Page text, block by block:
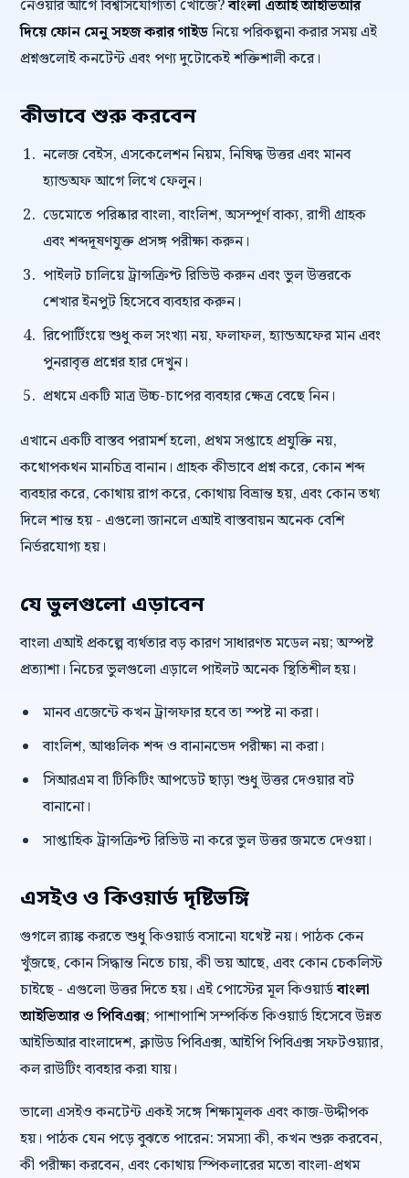
নেওয়ার আগে বিশ্বাসযোগ্যতা খোঁজে?বাংলা এআই আইভিআর
দিয়ে ফোন মেনু সহজ করার গাইডনিয়ে পরিকল্পনা করার সময় এই
প্রশ্নগুলোই কনটেন্ট এবং পণ্য দুটোকেই শক্তিশালী করে।
কীভাবে শুরু করবেন
নলেজ বেইস, এসকেলেশন নিয়ম, নিষিদ্ধ উত্তর এবং মানব
হ্যান্ডঅফ আগে লিখে ফেলুন।
ডেমোতে পরিষ্কার বাংলা, বাংলিশ, অসম্পূর্ণ বাক্য, রাগী গ্রাহক
এবং শব্দদূষণযুক্ত প্রসঙ্গ পরীক্ষা করুন।
পাইলট চালিয়ে ট্রান্সক্রিপ্ট রিভিউ করুন এবং ভুল উত্তরকে
শেখার ইনপুট হিসেবে ব্যবহার করুন।
রিপোর্টিংয়ে শুধু কল সংখ্যা নয়, ফলাফল, হ্যান্ডঅফের মান এবং
পুনরাবৃত্ত প্রশ্নের হার দেখুন।
প্রথমে একটি মাত্র উচ্চ-চাপের ব্যবহার ক্ষেত্র বেছে নিন।
এখানে একটি বাস্তব পরামর্শ হলো, প্রথম সপ্তাহে প্রযুক্তি নয়,
কথোপকথন মানচিত্র বানান। গ্রাহক কীভাবে প্রশ্ন করে, কোন শব্দ
ব্যবহার করে, কোথায় রাগ করে, কোথায় বিভ্রান্ত হয়, এবং কোন তথ্য
দিলে শান্ত হয় - এগুলো জানলে এআই বাস্তবায়ন অনেক বেশি
নির্ভরযোগ্য হয়।
যে ভুলগুলো এড়াবেন
বাংলা এআই প্রকল্পে ব্যর্থতার বড় কারণ সাধারণত মডেল নয়; অস্পষ্ট
প্রত্যাশা। নিচের ভুলগুলো এড়ালে পাইলট অনেক স্থিতিশীল হয়।
মানব এজেন্টে কখন ট্রান্সফার হবে তা স্পষ্ট না করা।
বাংলিশ, আঞ্চলিক শব্দ ও বানানভেদ পরীক্ষা না করা।
সিআরএম বা টিকিটিং আপডেট ছাড়া শুধু উত্তর দেওয়ার বট
বানানো।
সাপ্তাহিক ট্রান্সক্রিপ্ট রিভিউ না করে ভুল উত্তর জমতে দেওয়া।
এসইও ও কিওয়ার্ড দৃষ্টিভঙ্গি
গুগলে র‍্যাঙ্ক করতে শুধু কিওয়ার্ড বসানো যথেষ্ট নয়। পাঠক কেন
খুঁজছে, কোন সিদ্ধান্ত নিতে চায়, কী ভয় আছে, এবং কোন চেকলিস্ট
চাইছে - এগুলো উত্তর দিতে হয়। এই পোস্টের মূল কিওয়ার্ডবাংলা
আইভিআর ও পিবিএক্স; পাশাপাশি সম্পর্কিত কিওয়ার্ড হিসেবে উন্নত
আইভিআর বাংলাদেশ, ক্লাউড পিবিএক্স, আইপি পিবিএক্স সফটওয়্যার,
কল রাউটিং ব্যবহার করা যায়।
ভালো এসইও কনটেন্ট একই সঙ্গে শিক্ষামূলক এবং কাজ-উদ্দীপক
হয়। পাঠক যেন পড়ে বুঝতে পারেন: সমস্যা কী, কখন শুরু করবেন,
কী পরীক্ষা করবেন, এবং কোথায় স্পিকলারের মতো বাংলা-প্রথম